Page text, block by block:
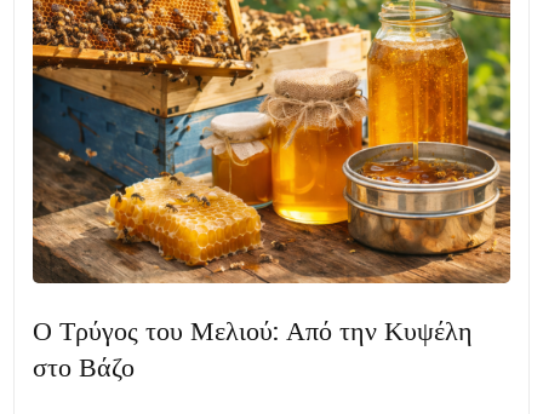
Ο Τρύγος του Μελιού: Από την Κυψέλη
στο Βάζο